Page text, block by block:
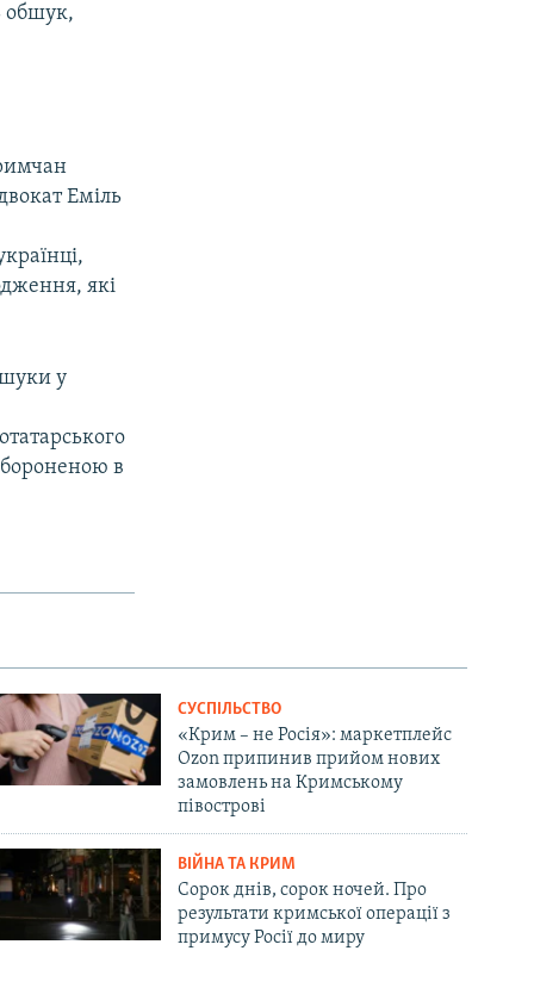
обшук,
Еміль
які
у
в
СУСПІЛЬСТВО
«Крим – не Росія»: маркетплейс
Ozon припинив прийом нових
замовлень на Кримському
півострові
ВІЙНА ТА КРИМ
Сорок днів, сорок ночей. Про
результати кримської операції з
примусу Росії до миру